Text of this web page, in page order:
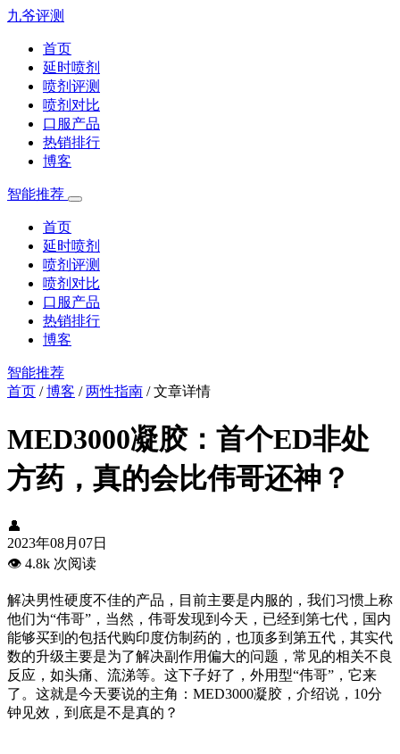
九爷评测
首页
延时喷剂
喷剂评测
喷剂对比
口服产品
热销排行
博客
智能推荐
首页
延时喷剂
喷剂评测
喷剂对比
口服产品
热销排行
博客
智能推荐
首页 /博客 /两性指南 /文章详情
MED3000凝胶：首个ED非处
方药，真的会比伟哥还神？
👤
2023年08月07日
👁️ 4.8k 次阅读
解决男性硬度不佳的产品，目前主要是内服的，我们习惯上称
他们为“伟哥”，当然，伟哥发现到今天，已经到第七代，国内
能够买到的包括代购印度仿制药的，也顶多到第五代，其实代
数的升级主要是为了解决副作用偏大的问题，常见的相关不良
反应，如头痛、流涕等。这下子好了，外用型“伟哥”，它来
了。这就是今天要说的主角：MED3000凝胶，介绍说，10分
钟见效，到底是不是真的？